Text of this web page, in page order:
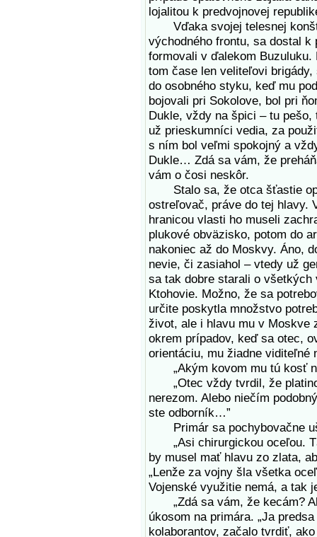
lojalitou k predvojnovej
Vďaka svojej telesnej
východného frontu, sa dostal
formovali v ďalekom
tom čase len veliteľovi
do osobného styku, keď mu
bojovali pri Sokolove, bol pri
Dukle, vždy na špici – tu
už prieskumníci vedia, za
s ním bol veľmi spokojný a
Dukle… Zdá sa vám, že
vám o čosi neskôr.
Stalo sa, že otca šťastie
ostreľovač, práve do tej hlavy.
hranicou vlasti ho museli
plukové obväzisko, potom do
nakoniec až do Moskvy. Áno,
nevie, či zasiahol – vtedy už
sa tak dobre starali o
Ktohovie. Možno, že sa
určite poskytla množstvo
život, ale i hlavu mu v Moskve
okrem prípadov, keď sa otec,
orientáciu, mu žiadne viditeľné
„Akým kovom mu tú kosť
„Otec vždy tvrdil, že
nerezom. Alebo niečím
ste odborník…”
Primár sa pochybovačne
„Asi chirurgickou oceľou.
by musel mať hlavu zo zlata,
„Lenže za vojny šla všetka
Vojenské využitie nemá, a tak
„Zdá sa vám, že kecám?
úkosom na primára. „Ja
kolaborantov, začalo tvrdiť,